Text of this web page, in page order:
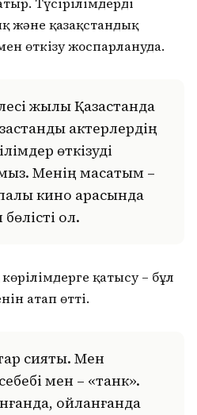
және қазақстандық
өткізу жоспарлануда.
актерлердің
өткізуді
Менің мақсатым –
кино арасында
ол.
қатысу – бұл
атап өтті.
мен – «танк».
ойланғанда